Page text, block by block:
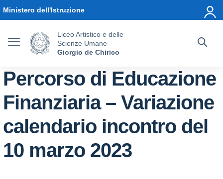
Ministero dell'Istruzione
Liceo Artistico e delle
Scienze Umane
Giorgio de Chirico
Percorso di Educazione
Finanziaria – Variazione
calendario incontro del
10 marzo 2023